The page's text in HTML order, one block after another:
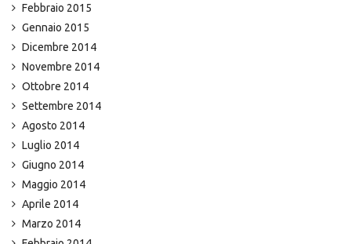
Febbraio 2015
Gennaio 2015
Dicembre 2014
Novembre 2014
Ottobre 2014
Settembre 2014
Agosto 2014
Luglio 2014
Giugno 2014
Maggio 2014
Aprile 2014
Marzo 2014